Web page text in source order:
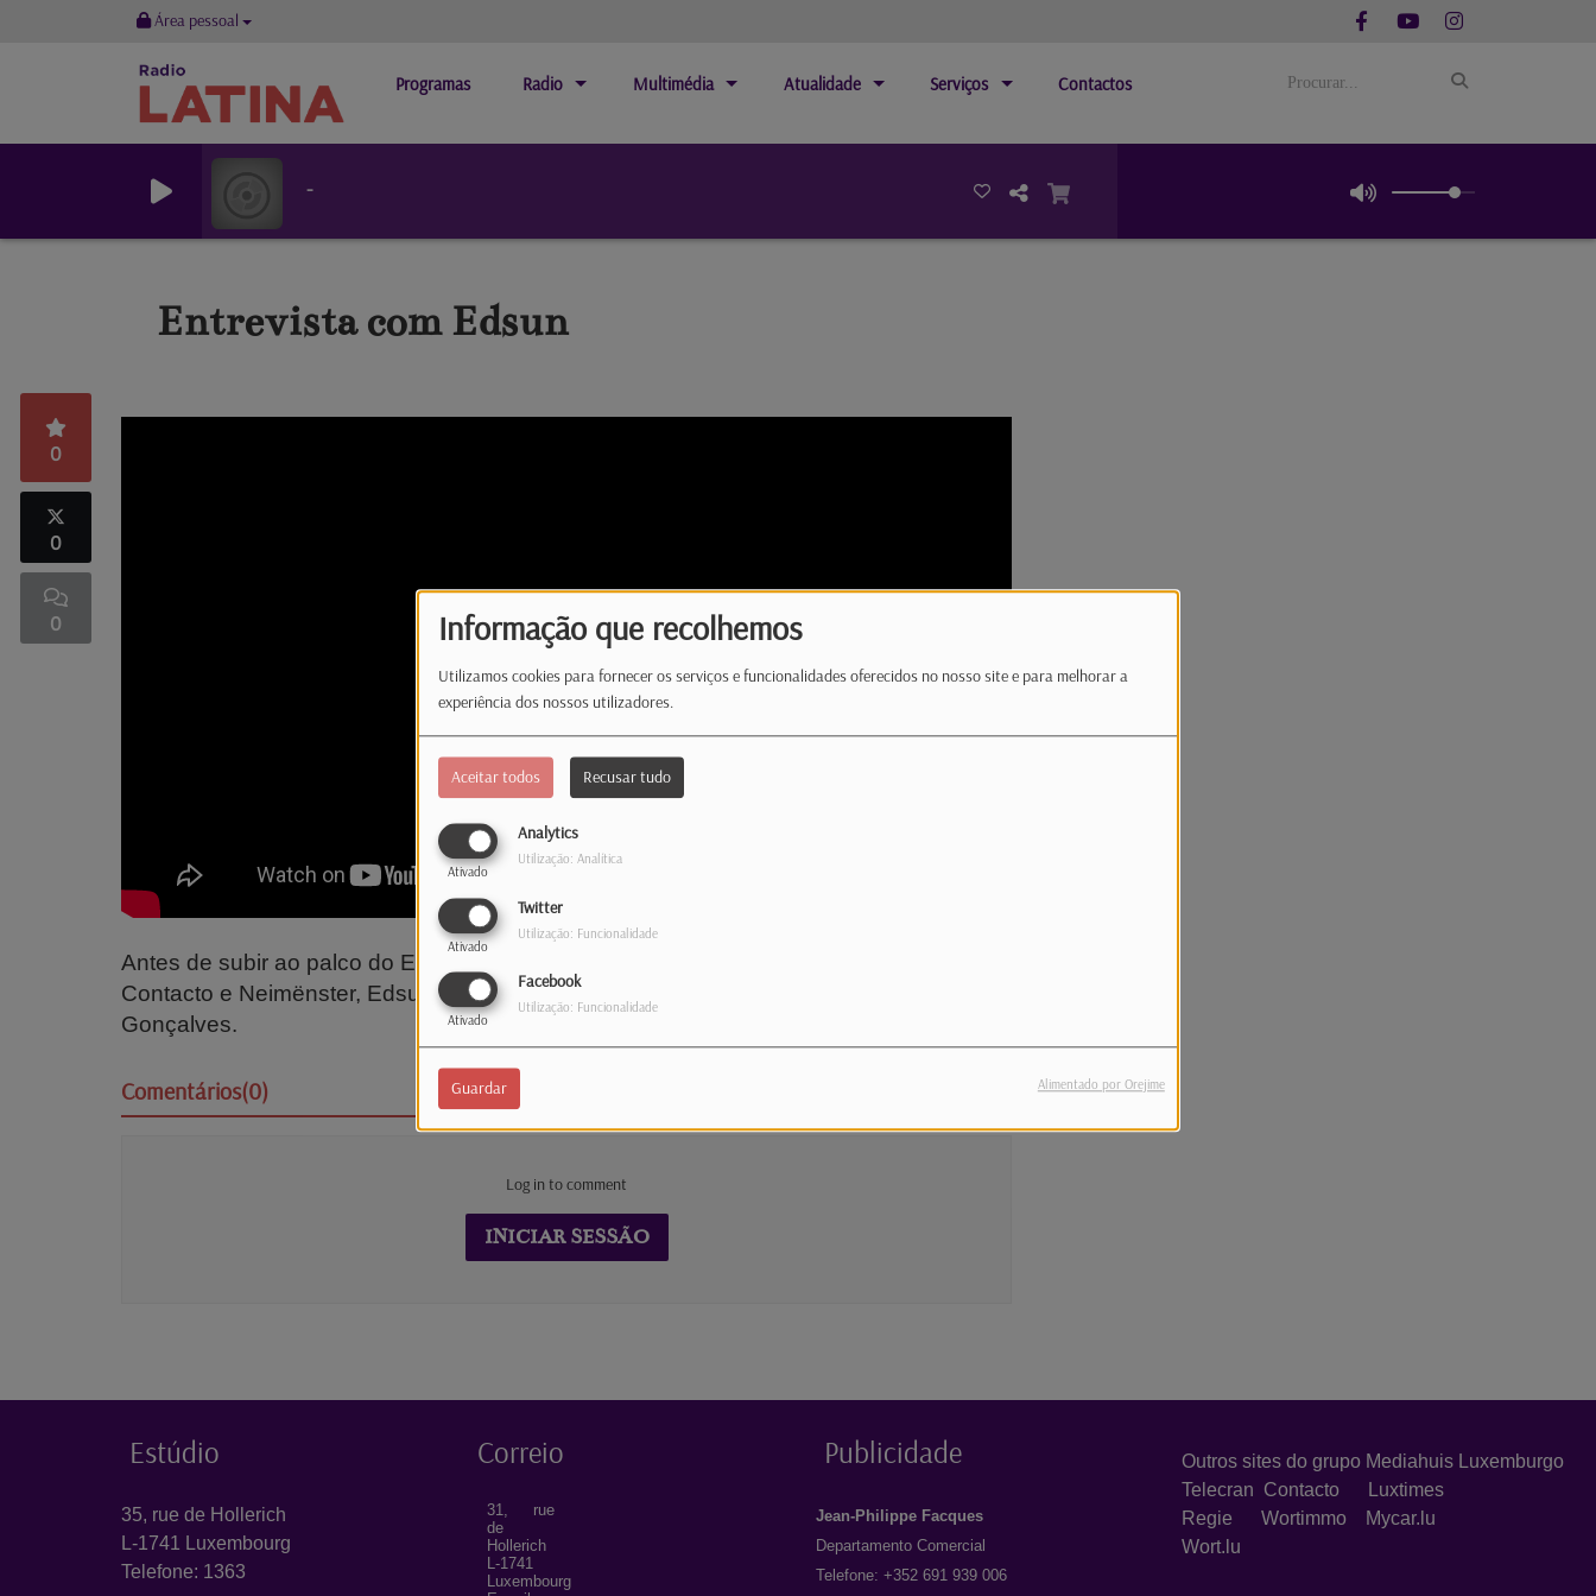
Informação que recolhemos
Utilizamos cookies para fornecer os serviços e funcionalidades oferecidos no nosso site e para melhorar a
experiência dos nossos utilizadores.
Aceitar todos Recusar tudo
Analytics
Ativado
Utilização: Analítica
Twitter
Ativado
Utilização: Funcionalidade
Facebook
Ativado
Utilização: Funcionalidade
Guardar Alimentado por Orejime
Área pessoal
Programas Radio Multimédia Atualidade Serviços Contactos
-
Entrevista com Edsun
0
0
0
Antes de subir ao palco do Euforia, um festival organizado pela Radio Latina, Jornal
Contacto e Neimënster, Edsun vem à Latina para uma conversa com Ana Cristina
Gonçalves.
Comentários(0)
Log in to comment
INICIAR SESSÃO
Estúdio
35, rue de Hollerich
L-1741 Luxembourg
Telefone: 1363
Correio
31, rue
de
Hollerich
L-1741
Luxembourg
Publicidade
Jean-Philippe Facques
Departamento Comercial
Telefone: +352 691 939 006
Outros sites do grupo Mediahuis Luxemburgo
Telecran Contacto
Luxtimes
Regie Wortimmo
Mycar.lu
Wort.lu